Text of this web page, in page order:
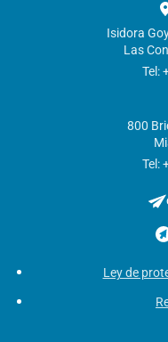
Isidora
Las
Tel:
800
Tel:
Ley de